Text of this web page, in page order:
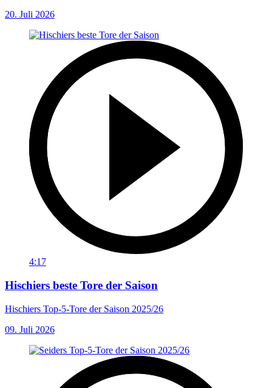
20. Juli 2026
4:17
Hischiers beste Tore der Saison
Hischiers Top-5-Tore der Saison 2025/26
09. Juli 2026